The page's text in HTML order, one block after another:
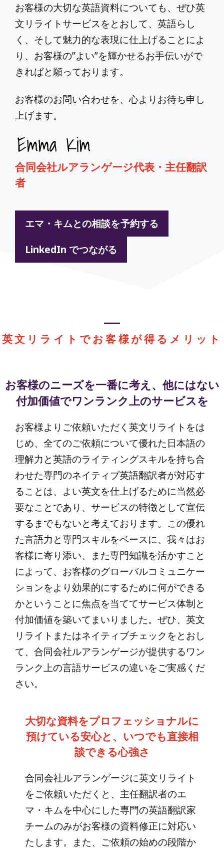
お客様の大切な英語資料についても、ぜひ英
文リライトサービスをとおして、英語らし
く、そして魅力的な表現に仕上げることによ
り、お客様の”よい”を輝かせるお手伝いがで
きればと願っております。
お客様のお問い合わせを、心よりお待ち申し
上げます。
合同会社ルアランゲージ代表・主任翻訳
者
エマ・キムとの相談を予約する
LinkedIn でつながる
英文リライトでお客様が得るメリット
お客様のニーズを一番に考え、他にはない
付加価値でワンランク上のサービスを
お客様よりご依頼いただく英文リライトをは
じめ、全てのご依頼について優れた日本語の
理解力と英語のライティングスキルを持ち合
わせた専門のネイティブ英語翻訳者が対応す
ることは、よい英文を仕上げるために当然必
要なことであり、サービスの特徴として宣伝
するまでもないと考えております。この優れ
た言語力と専門スキルをベースに、我々はお
客様に寄り添い、また専門知識を活かすこと
によって、お客様のグローバルコミュニケー
ションをより効果的にするために何ができる
かということに焦点を当ててサービス体制と
付加価値を築いてまいりました。ぜひ、英文
リライトまたはネイティブチェックをとおし
て、合同会社ルアランゲージが提供するワン
ランク上の言語サービスの違いをご実感くだ
さい。
大切な資料をプロフェッショナルに
預けている安心と、いつでも直接相
談できる心強さ
合同会社ルアランゲージに英文リライト
をご依頼いただくと、主任翻訳者のエ
マ・キムを中心にした専門の英語翻訳家
チームのみがお客様の資料修正に対応い
たします。また、ご依頼の始めの段階か